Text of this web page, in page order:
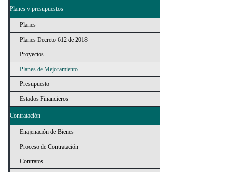
Planes y presupuestos
Planes
Planes Decreto 612 de 2018
Proyectos
Planes de Mejoramiento
Presupuesto
Estados Financieros
Contratación
Enajenación de Bienes
Proceso de Contratación
Contratos